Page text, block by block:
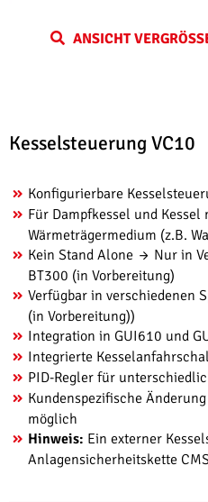
ANSICHT VERGRÖSSERN
Kesselsteuerung VC10
Konfigurierbare
Für Dampfkessel und Kessel
Wärmeträgermedium (z.B.
Kein Stand Alone → Nur in
BT300 (in Vorbereitung)
Verfügbar in verschiedenen
(in Vorbereitung))
Integration in GUI610 und
Integrierte
PID-Regler für
Kundenspezifische Änderung
möglich
Hinweis: Ein externer
Anlagensicherheitskette